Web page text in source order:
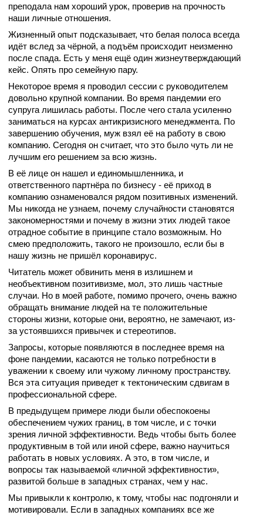
преподала нам хороший урок, проверив на прочность
наши личные отношения.
Жизненный опыт подсказывает, что белая полоса всегда
идёт вслед за чёрной, а подъём происходит неизменно
после спада. Есть у меня ещё один жизнеутверждающий
кейс. Опять про семейную пару.
Некоторое время я проводил сессии с руководителем
довольно крупной компании. Во время пандемии его
супруга лишилась работы. После чего стала усиленно
заниматься на курсах антикризисного менеджмента. По
завершению обучения, муж взял её на работу в свою
компанию. Сегодня он считает, что это было чуть ли не
лучшим его решением за всю жизнь.
В её лице он нашел и единомышленника, и
ответственного партнёра по бизнесу - её приход в
компанию ознаменовался рядом позитивных изменений.
Мы никогда не узнаем, почему случайности становятся
закономерностями и почему в жизни этих людей такое
отрадное событие в принципе стало возможным. Но
смею предположить, такого не произошло, если бы в
нашу жизнь не пришёл коронавирус.
Читатель может обвинить меня в излишнем и
необъективном позитивизме, мол, это лишь частные
случаи. Но в моей работе, помимо прочего, очень важно
обращать внимание людей на те положительные
стороны жизни, которые они, вероятно, не замечают, из-
за устоявшихся привычек и стереотипов.
Запросы, которые появляются в последнее время на
фоне пандемии, касаются не только потребности в
уважении к своему или чужому личному пространству.
Вся эта ситуация приведет к тектоническим сдвигам в
профессиональной сфере.
В предыдущем примере люди были обеспокоены
обеспечением чужих границ, в том числе, и с точки
зрения личной эффективности. Ведь чтобы быть более
продуктивным в той или иной сфере, важно научиться
работать в новых условиях. А это, в том числе, и
вопросы так называемой «личной эффективности»,
развитой больше в западных странах, чем у нас.
Мы привыкли к контролю, к тому, чтобы нас подгоняли и
мотивировали. Если в западных компаниях все же